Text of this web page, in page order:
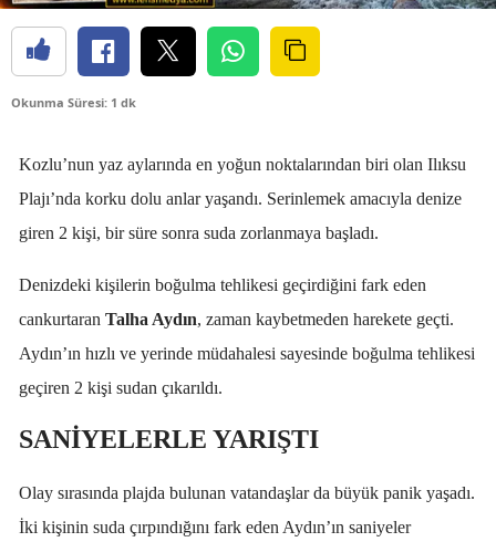
Okunma Süresi: 1 dk
Kozlu’nun yaz aylarında en yoğun noktalarından biri olan Ilıksu
Plajı’nda korku dolu anlar yaşandı. Serinlemek amacıyla denize
giren 2 kişi, bir süre sonra suda zorlanmaya başladı.
Denizdeki kişilerin boğulma tehlikesi geçirdiğini fark eden
cankurtaran Talha Aydın, zaman kaybetmeden harekete geçti.
Aydın’ın hızlı ve yerinde müdahalesi sayesinde boğulma tehlikesi
geçiren 2 kişi sudan çıkarıldı.
SANİYELERLE YARIŞTI
Olay sırasında plajda bulunan vatandaşlar da büyük panik yaşadı.
İki kişinin suda çırpındığını fark eden Aydın’ın saniyeler